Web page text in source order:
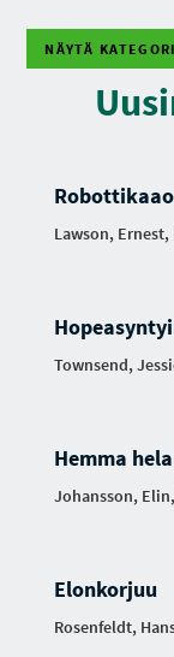
NÄYTÄ
Lawson,
Townsend,
Hemma
Johansson,
Elonkorjuu
Rosenfeldt,